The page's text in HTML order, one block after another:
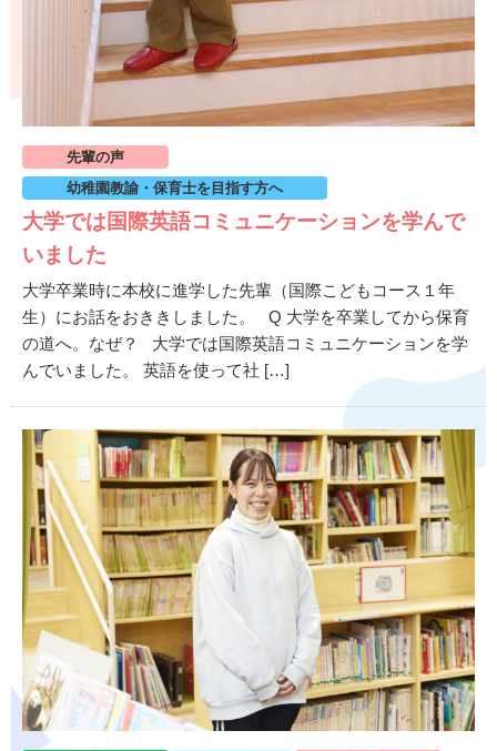
先輩の声
幼稚園教諭・保育士を目指す方へ
大学では国際英語コミュニケーションを学んで
いました
大学卒業時に本校に進学した先輩（国際こどもコース１年
生）にお話をおききしました。 Q 大学を卒業してから保育
の道へ。なぜ？ 大学では国際英語コミュニケーションを学
んでいました。 英語を使って社 […]